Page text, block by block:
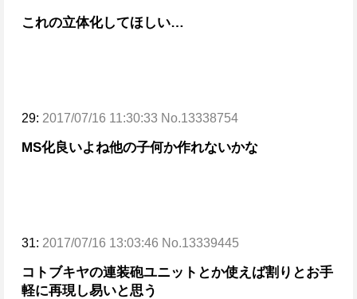
これの立体化してほしい…
29: 2017/07/16 11:30:33 No.13338754
MS化良いよね他の子何か作れないかな
31: 2017/07/16 13:03:46 No.13339445
コトブキヤの連装砲ユニットとか使えば割りとお手
軽に再現し易いと思う